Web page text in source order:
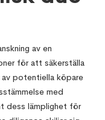
av en
för att säkerställa
av potentiella köpare
med
dess lämplighet för